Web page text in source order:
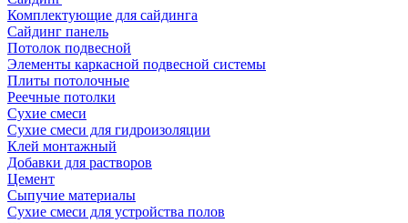
Комплектующие для сайдинга
Сайдинг панель
Потолок подвесной
Элементы каркасной подвесной системы
Плиты потолочные
Реечные потолки
Сухие смеси
Сухие смеси для гидроизоляции
Клей монтажный
Добавки для растворов
Цемент
Сыпучие материалы
Сухие смеси для устройства полов